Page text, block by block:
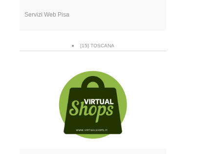
Servizi Web Pisa
[15] TOSCANA